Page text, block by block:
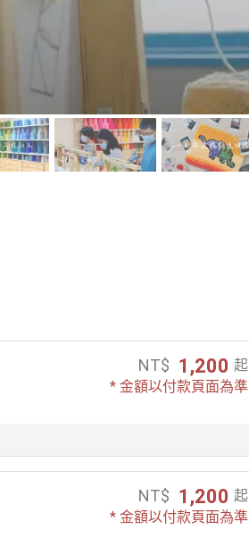
NT$ 1,200 起
* 金額以付款頁面為準
NT$ 1,200 起
* 金額以付款頁面為準